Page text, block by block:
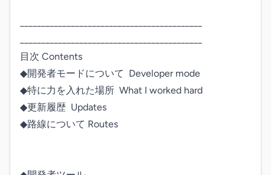
目次 Contents
◆開発者モードについて  Developer mode
◆特に力を入れた場所  What I worked hard
◆更新履歴  Updates
◆路線について Routes